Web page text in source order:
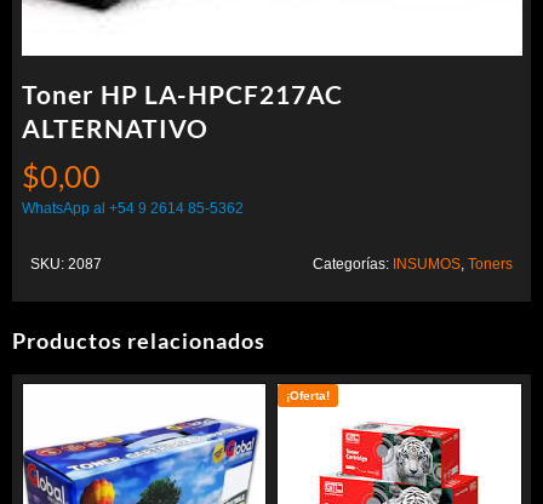
Toner HP LA-HPCF217AC
ALTERNATIVO
$0,00
WhatsApp al +54 9 2614 85-5362
SKU: 2087 Categorías: INSUMOS Toners
Productos relacionados
¡Oferta!